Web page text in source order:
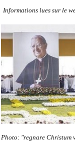
Informations lues sur le
Photo: "regnare Christum